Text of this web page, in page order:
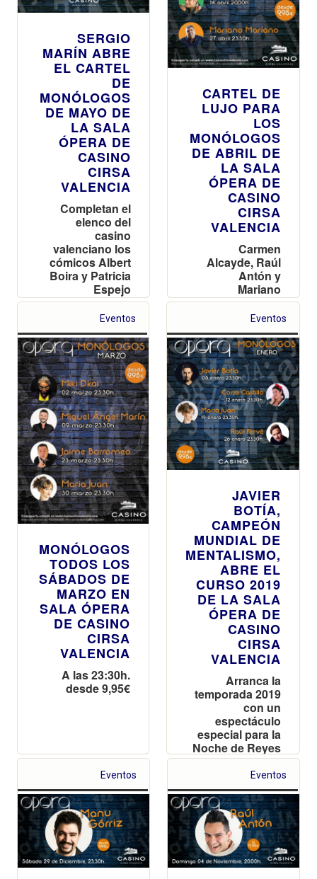
SERGIO
MARÍN ABRE
EL CARTEL
DE
MONÓLOGOS
DE MAYO DE
LA SALA
ÓPERA DE
CASINO
CIRSA
VALENCIA
Completan el
elenco del
casino
valenciano los
cómicos Albert
Boira y Patricia
Espejo
CARTEL DE
LUJO PARA
LOS
MONÓLOGOS
DE ABRIL DE
LA SALA
ÓPERA DE
CASINO
CIRSA
VALENCIA
Carmen
Alcayde, Raúl
Antón y
Mariano
Mariano,
estrellas para
las noches de
comedia del
casino
valenciano
Eventos
MONÓLOGOS
TODOS LOS
SÁBADOS DE
MARZO EN
SALA ÓPERA
DE CASINO
CIRSA
VALENCIA
A las 23:30h.
desde 9,95€
Eventos
JAVIER
BOTÍA,
CAMPEÓN
MUNDIAL DE
MENTALISMO,
ABRE EL
CURSO 2019
DE LA SALA
ÓPERA DE
CASINO
CIRSA
VALENCIA
Arranca la
temporada 2019
con un
espectáculo
especial para la
Noche de Reyes
Eventos Eventos